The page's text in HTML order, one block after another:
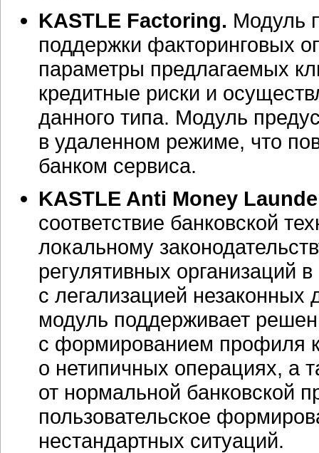
KASTLE Factoring. Модуль
поддержки факторинговых
параметры предлагаемых
кредитные риски и
данного типа. Модуль
в удаленном режиме, что
банком сервиса.
KASTLE Anti Money
соответствие банковской
локальному
регулятивных организаций
с легализацией
модуль поддерживает
с формированием профиля
о нетипичных операциях, а
от нормальной банковской
пользовательское
нестандартных ситуаций.